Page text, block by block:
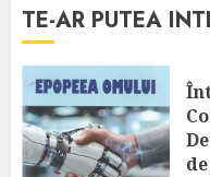
TE-AR PUTEA